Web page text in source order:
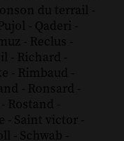
du terrail -
- Qaderi -
- Reclus -
- Richard -
- Rimbaud -
- Ronsard -
- Rostand -
- Saint victor -
- Schwab -